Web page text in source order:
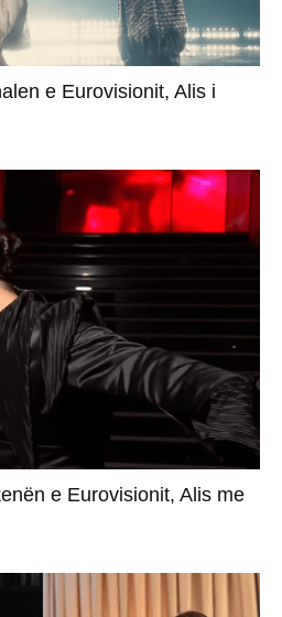
e Eurovisionit, Alis i
e Eurovisionit, Alis me